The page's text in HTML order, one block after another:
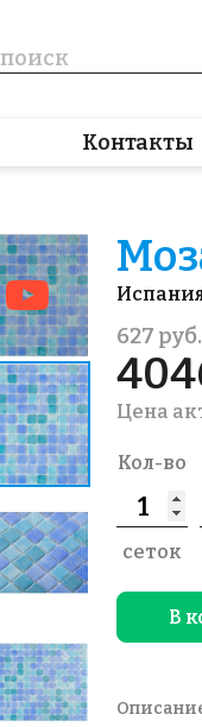
Контакты
627
Цена
Кол-во
сеток
В